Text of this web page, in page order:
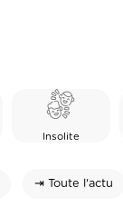
Insolite
⇥ Toute l'actu